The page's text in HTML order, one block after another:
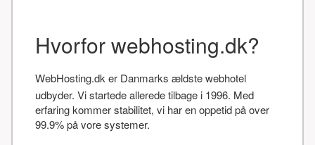
Hvorfor webhosting.dk?
WebHosting.dk er Danmarks ældste webhotel
udbyder. Vi startede allerede tilbage i 1996. Med
erfaring kommer stabilitet, vi har en oppetid på over
99.9% på vore systemer.